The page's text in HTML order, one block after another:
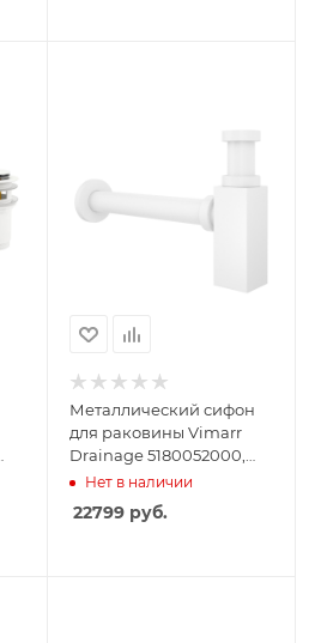
Металлический сифон
для раковины Vimarr
Drainage 5180052000,
матовый белый
Нет в наличии
22799руб.